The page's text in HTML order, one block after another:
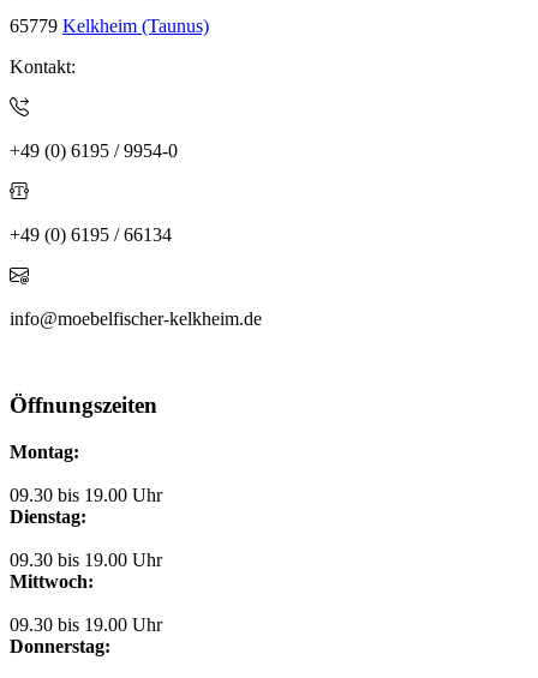
65779 Kelkheim (Taunus)
Kontakt:
+49 (0) 6195 / 9954-0
+49 (0) 6195 / 66134
info@moebelfischer-kelkheim.de
Öffnungszeiten
Montag:
09.30 bis 19.00 Uhr
Dienstag:
09.30 bis 19.00 Uhr
Mittwoch:
09.30 bis 19.00 Uhr
Donnerstag: